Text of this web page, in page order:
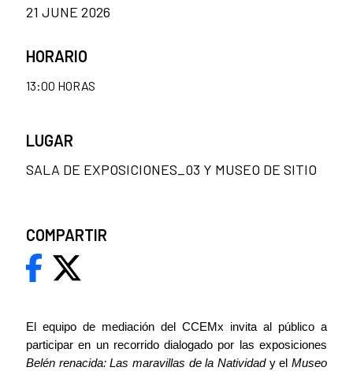
El equipo de mediación del CCEMx invita al público a
participar en un recorrido dialogado por las exposiciones
Belén renacida: Las maravillas de la Natividady el Museo
21 JUNE 2026
HORARIO
13:00 HORAS
LUGAR
SALA DE EXPOSICIONES_03 Y MUSEO DE SITIO
COMPARTIR